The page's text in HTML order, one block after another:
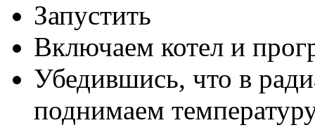
Запустить
Включаем котел и
Убедившись, что в
поднимаем